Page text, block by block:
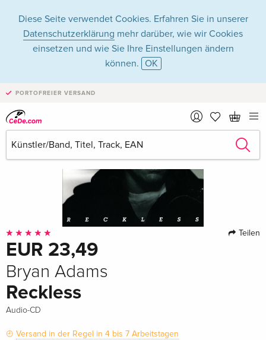
Diese Seite verwendet Cookies. Erfahren Sie in unserer
Datenschutzerklärung mehr darüber, wie wir Cookies
einsetzen und wie Sie Ihre Einstellungen ändern
können. OK
PORTOFREIER VERSAND
Teilen
EUR 23,49
Bryan Adams
Reckless
Audio-CD
Versand in der Regel in 4 bis 7 Arbeitstagen